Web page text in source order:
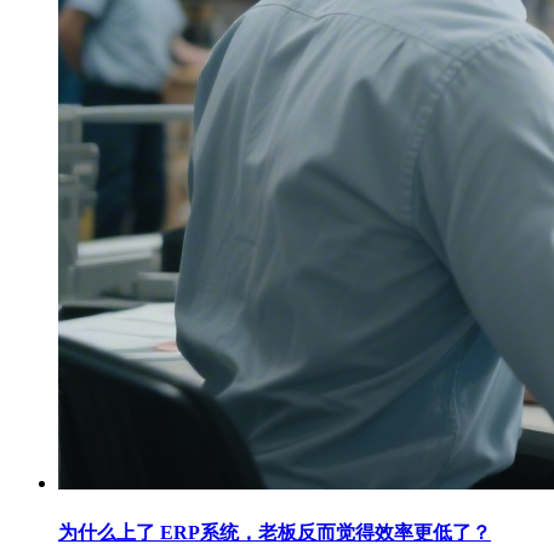
为什么上了 ERP系统，老板反而觉得效率更低了？